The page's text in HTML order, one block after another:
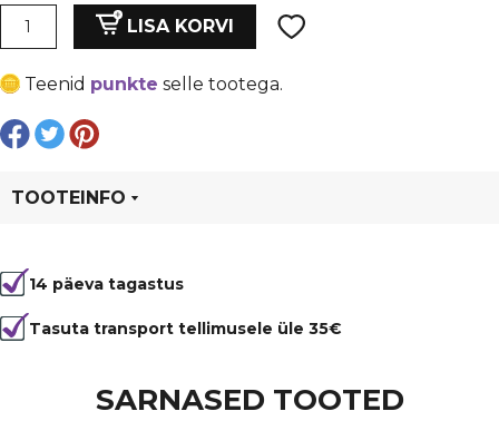
oli:
€ 0,08.
is:
€ 0,06.
Vahedetail
hõbedane,
auk
1
kogus
LISA KORVI
Teenid punkte selle tootega.
TOOTEINFO
Värvus
Hõbedane
Kuju
lapik
14 päeva tagastus
Tasuta transport tellimusele üle 35€
SARNASED TOOTED